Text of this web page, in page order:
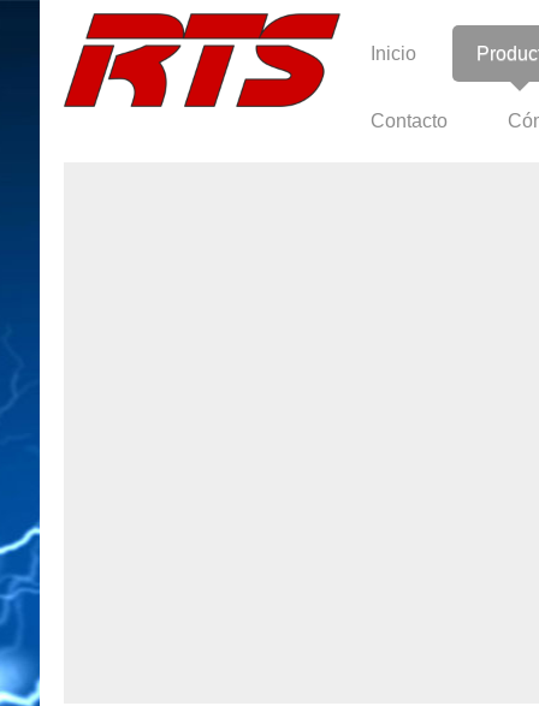
Inicio
Contacto